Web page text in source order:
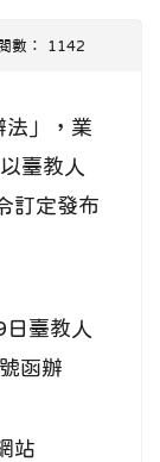
數： 1142
法」，業
臺教人
訂定發布
臺教人
函辦
站